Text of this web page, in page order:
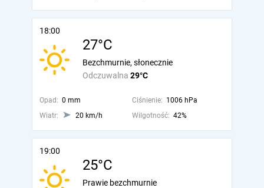
18:00
27°C
Odczuwalna 29°C
Bezchmurnie, słonecznie
Opad: 0 mm Ciśnienie: 1006 hPa
Wiatr:
20 km/h Wilgotność: 42%
19:00
25°C
Prawie bezchmurnie